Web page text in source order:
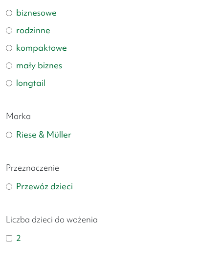
biznesowe
rodzinne
kompaktowe
mały biznes
longtail
Marka
Riese & Müller
Przeznaczenie
Przewóz dzieci
Liczba dzieci do wożenia
2